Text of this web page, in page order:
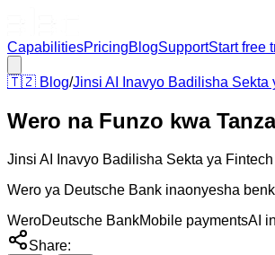
CapabilitiesPricingBlogSupportStart free
🇹🇿 Blog/Jinsi AI Inavyo Badilisha
Wero na Funzo kwa
Jinsi AI Inavyo Badilisha Sekta ya
Wero ya Deutsche Bank inaonyesha
WeroDeutsche BankMobile paymentsAI
Share: